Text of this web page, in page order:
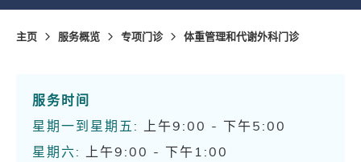
主页 服务概览 专项门诊 体重管理和代谢外科门诊
服务时间
星期一到星期五: 上午9:00 - 下午5:00
星期六: 上午9:00 - 下午1:00